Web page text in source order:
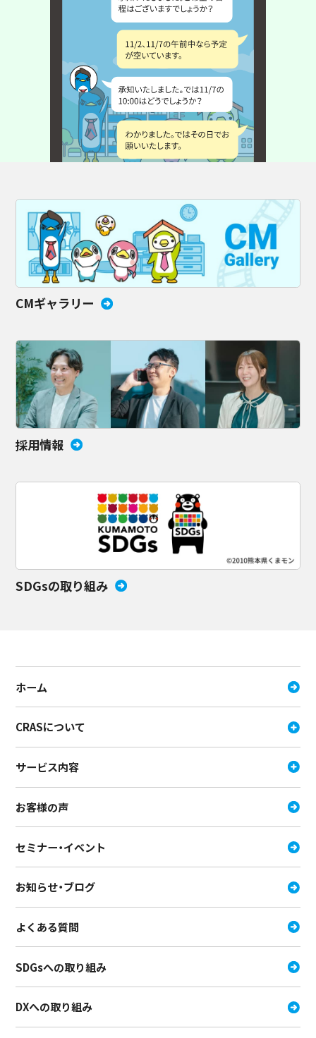
CMギャラリー
採用情報
SDGsの取り組み
ホーム
CRASについて
サービス内容
お客様の声
セミナー・イベント
お知らせ・ブログ
よくある質問
SDGsへの取り組み
DXへの取り組み